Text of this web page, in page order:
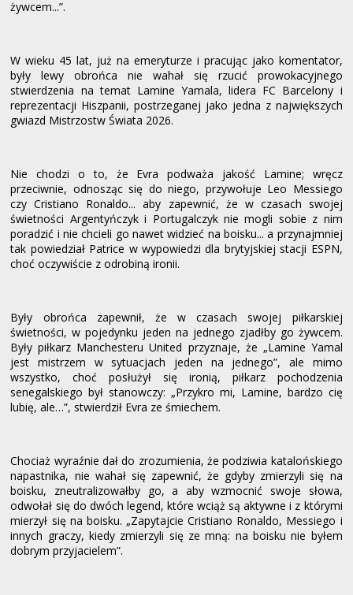
żywcem...”.
W wieku 45 lat, już na emeryturze i pracując jako komentator,
były lewy obrońca nie wahał się rzucić prowokacyjnego
stwierdzenia na temat Lamine Yamala, lidera FC Barcelony i
reprezentacji Hiszpanii, postrzeganej jako jedna z największych
gwiazd Mistrzostw Świata 2026.
Nie chodzi o to, że Evra podważa jakość Lamine; wręcz
przeciwnie, odnosząc się do niego, przywołuje Leo Messiego
czy Cristiano Ronaldo... aby zapewnić, że w czasach swojej
świetności Argentyńczyk i Portugalczyk nie mogli sobie z nim
poradzić i nie chcieli go nawet widzieć na boisku... a przynajmniej
tak powiedział Patrice w wypowiedzi dla brytyjskiej stacji ESPN,
choć oczywiście z odrobiną ironii.
Były obrońca zapewnił, że w czasach swojej piłkarskiej
świetności, w pojedynku jeden na jednego zjadłby go żywcem.
Były piłkarz Manchesteru United przyznaje, że „Lamine Yamal
jest mistrzem w sytuacjach jeden na jednego”, ale mimo
wszystko, choć posłużył się ironią, piłkarz pochodzenia
senegalskiego był stanowczy: „Przykro mi, Lamine, bardzo cię
lubię, ale…”, stwierdził Evra ze śmiechem.
Chociaż wyraźnie dał do zrozumienia, że podziwia katalońskiego
napastnika, nie wahał się zapewnić, że gdyby zmierzyli się na
boisku, zneutralizowałby go, a aby wzmocnić swoje słowa,
odwołał się do dwóch legend, które wciąż są aktywne i z którymi
mierzył się na boisku. „Zapytajcie Cristiano Ronaldo, Messiego i
innych graczy, kiedy zmierzyli się ze mną: na boisku nie byłem
dobrym przyjacielem”.